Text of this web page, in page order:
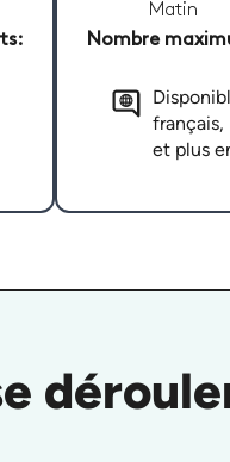
Matin
Nombre
et plus